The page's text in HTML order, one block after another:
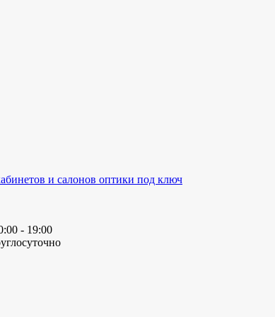
и салонов оптики под ключ
- 19:00